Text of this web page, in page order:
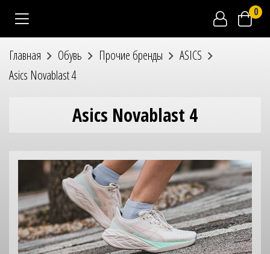
0
Главная Обувь Прочие бренды
ASICS
Asics Novablast 4
Asics Novablast 4